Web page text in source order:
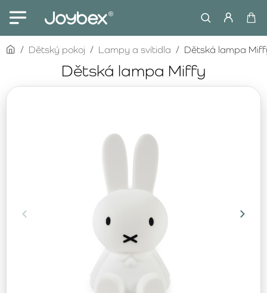
Dětská lampa Miffy
homeDětský pokoj Lampy a svítidla Dětská lampa